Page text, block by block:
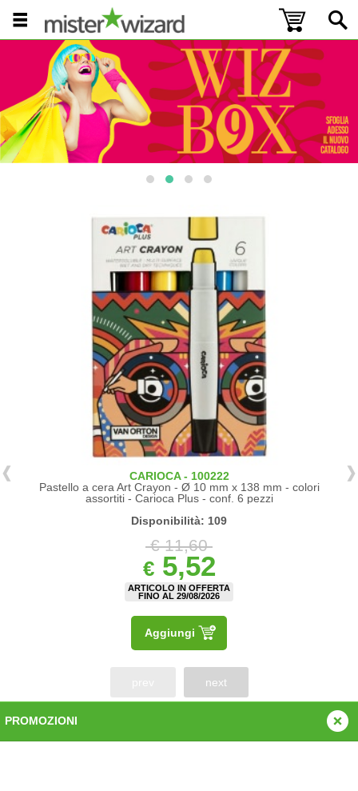
CARIOCA - 100222
Pastello a cera Art Crayon - Ø 10 mm x 138 mm - colori
assortiti - Carioca Plus - conf. 6 pezzi
Disponibilità: 109
€ 11,60
€5,52
ARTICOLO IN OFFERTA
FINO AL 29/08/2026
Aggiungi
next
PROMOZIONI